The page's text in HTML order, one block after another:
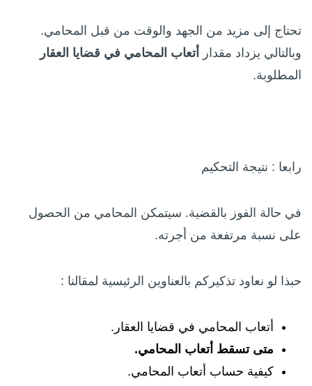
تحتاج إلى مزيد من الجهد والوقت من قبل المحامي.
وبالتالي يزداد مقدار
أتعاب المحامي في قضايا العقار
المطلوبة.
رابعا : نتيجة التحكيم
في حالة الفوز بالقضية. سيتمكن المحامي من الحصول
على نسبة مرتفعة من أجرته.
حبذا لو نعاود تذكيركم بالعناوين الرئيسية لمقالنا :
أتعاب المحامي في قضايا العقار.
متى تسقط أتعاب المحامي.
كيفية حساب أتعاب المحامي.